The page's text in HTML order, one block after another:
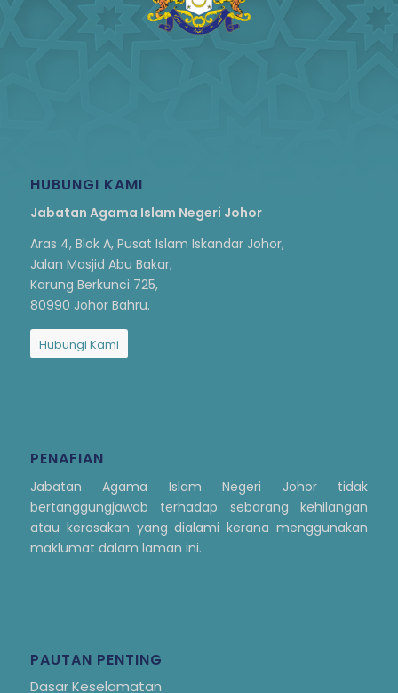
HUBUNGI KAMI
Jabatan Agama Islam Negeri Johor
Aras 4, Blok A, Pusat Islam Iskandar Johor,
Jalan Masjid Abu Bakar,
Karung Berkunci 725,
80990 Johor Bahru.
Hubungi Kami
PENAFIAN
Jabatan Agama Islam Negeri Johor tidak
bertanggungjawab terhadap sebarang kehilangan
atau kerosakan yang dialami kerana menggunakan
maklumat dalam laman ini.
PAUTAN PENTING
Dasar Keselamatan